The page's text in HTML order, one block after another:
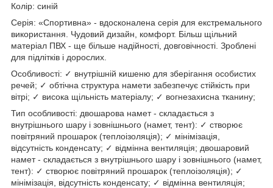
Колір: синій
Серія: «Спортивна» - вдосконалена серія для екстремального
використання. Чудовий дизайн, комфорт. Більш щільний
матеріал ПВХ - ще більше надійності, довговічності. Зроблені
для підлітків і дорослих.
Особливості: ✓ внутрішній кишеню для зберігання особистих
речей; ✓ обтічна структура намети забезпечує стійкість при
вітрі; ✓ висока щільність матеріалу; ✓ вогнезахисна тканину;
Тип особливості: двошарова намет - складається з
внутрішнього шару і зовнішнього (намет, тент): ✓ створює
повітряний прошарок (теплоізоляція); ✓ мінімізація,
відсутність конденсату; ✓ відмінна вентиляція; двошаровий
намет - складається з внутрішнього шару і зовнішнього (намет,
тент): ✓ створює повітряний прошарок (теплоізоляція); ✓
мінімізація, відсутність конденсату; ✓ відмінна вентиляція;